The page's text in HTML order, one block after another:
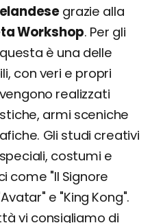
grazie alla
Workshop. Per gli
è una delle
con veri e propri
realizzati
armi sceniche
Gli studi creativi
costumi e
come "Il Signore
e "King Kong".
vi consigliamo di